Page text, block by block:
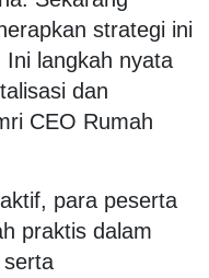
strategi ini
langkah nyata
dan
CEO Rumah
para peserta
praktis dalam